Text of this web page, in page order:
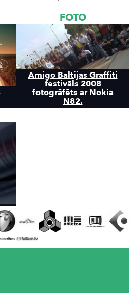
FOTO
Amigo Baltijas Graffiti
festivāls 2008
fotogrāfēts ar Nokia
N82.